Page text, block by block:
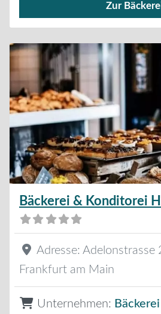
Verkauf von Brötchen,
Zur
Bäckerei & Konditorei
Adresse: Adelonstrasse
Frankfurt am Main
Unternehmen: Bäckerei